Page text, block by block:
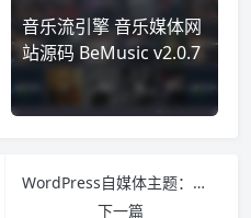
音乐流引擎 音乐媒体网
站源码 BeMusic v2.0.7
WordPress自媒体主题：阿里百秀XIU主题5.2版本 响应式主题正版免费下载
下一篇